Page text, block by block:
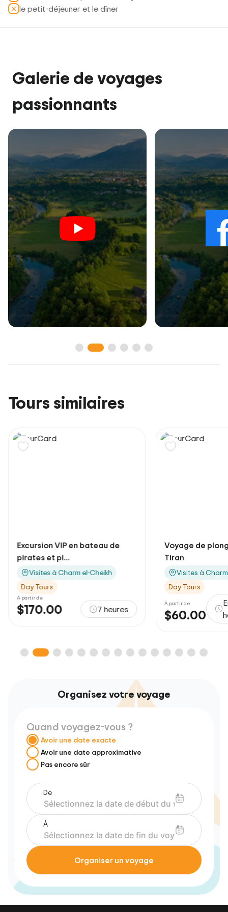
le petit-déjeuner et le dîner
Galerie de voyages
passionnants
Tours similaires
Excursion VIP en bateau de
pirates et pl...
Visites à Charm el-Cheikh
Day Tours
À partir de
$170.00 7 heures
Voyage de
Tiran
Visites à
Day Tours
À partir de
$60.00
Organisez votre voyage
Quand voyagez-vous ?
Avoir une date exacte
Avoir une date approximative
Pas encore sûr
De
À
Organiser un voyage